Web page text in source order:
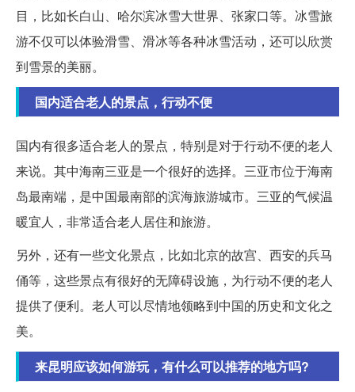
目，比如长白山、哈尔滨冰雪大世界、张家口等。冰雪旅
游不仅可以体验滑雪、滑冰等各种冰雪活动，还可以欣赏
到雪景的美丽。
国内适合老人的景点，行动不便
国内有很多适合老人的景点，特别是对于行动不便的老人
来说。其中海南三亚是一个很好的选择。三亚市位于海南
岛最南端，是中国最南部的滨海旅游城市。三亚的气候温
暖宜人，非常适合老人居住和旅游。
另外，还有一些文化景点，比如北京的故宫、西安的兵马
俑等，这些景点有很好的无障碍设施，为行动不便的老人
提供了便利。老人可以尽情地领略到中国的历史和文化之
美。
来昆明应该如何游玩，有什么可以推荐的地方吗?